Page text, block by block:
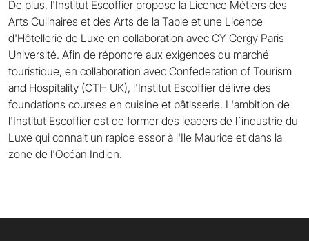
De plus, l'Institut Escoffier propose la Licence Métiers des
Arts Culinaires et des Arts de la Table et une Licence
d'Hôtellerie de Luxe en collaboration avec CY Cergy Paris
Université. Afin de répondre aux exigences du marché
touristique, en collaboration avec Confederation of Tourism
and Hospitality (CTH UK), l'Institut Escoffier délivre des
foundations courses en cuisine et pâtisserie. L'ambition de
l'Institut Escoffier est de former des leaders de l`industrie du
Luxe qui connait un rapide essor à l'Ile Maurice et dans la
zone de l'Océan Indien.